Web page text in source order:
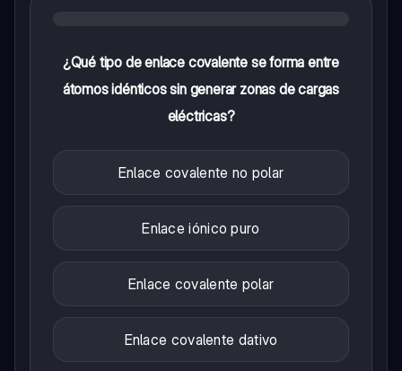
¿Qué tipo de enlace covalente se forma entre
átomos idénticos sin generar zonas de cargas
eléctricas?
Enlace covalente no polar
Enlace iónico puro
Enlace covalente polar
Enlace covalente dativo